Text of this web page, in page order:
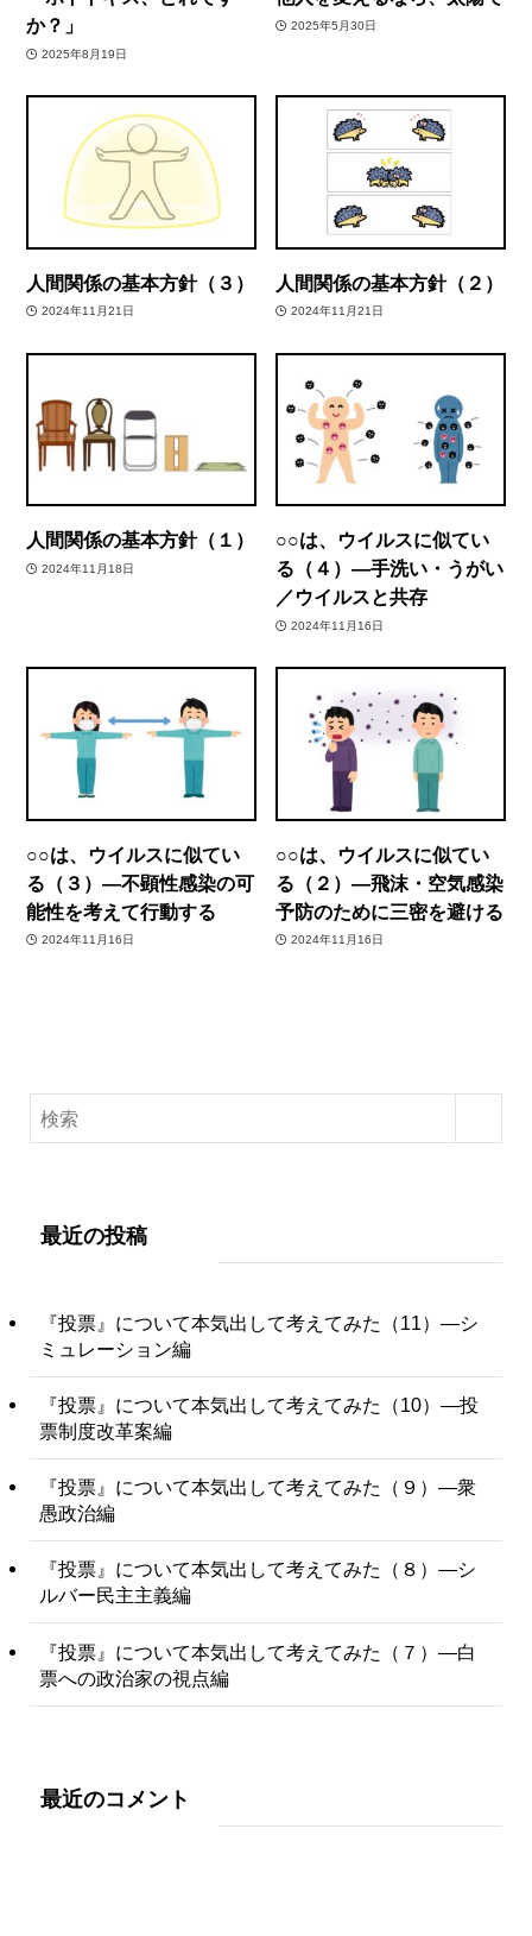
か？」
2025年8月19日
2025年5月30日
人間関係の基本方針（３）
2024年11月21日
人間関係の基本方針（２）
2024年11月21日
人間関係の基本方針（１）
2024年11月18日
○○は、ウイルスに似てい
る（４）―手洗い・うがい
／ウイルスと共存
2024年11月16日
○○は、ウイルスに似てい
る（３）―不顕性感染の可
能性を考えて行動する
2024年11月16日
○○は、ウイルスに似てい
る（２）―飛沫・空気感染
予防のために三密を避ける
2024年11月16日
最近の投稿
『投票』について本気出して考えてみた（11）―シ
ミュレーション編
『投票』について本気出して考えてみた（10）―投
票制度改革案編
『投票』について本気出して考えてみた（９）―衆
愚政治編
『投票』について本気出して考えてみた（８）―シ
ルバー民主主義編
『投票』について本気出して考えてみた（７）―白
票への政治家の視点編
最近のコメント